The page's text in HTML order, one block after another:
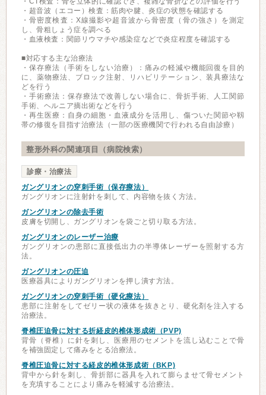
・超音波（エコー）検査：筋肉や腱、炎症の状態を確認する
・骨密度検査：X線撮影や超音波から骨密度（骨の強さ）を測定
し、骨粗しょう症を調べる
・血液検査：関節リウマチや感染症などで炎症程度を確認する
■対応する主な治療法
・保存療法（手術をしない治療）：痛みの軽減や機能回復を目的
に、薬物療法、ブロック注射、リハビリテーション、装具療法な
どを行う
・手術療法：保存療法で改善しない場合に、骨折手術、人工関節
手術、ヘルニア摘出術などを行う
・再生医療：自身の細胞・血液成分を活用し、傷ついた関節や靱
帯の修復を目指す治療法（一部の医療機関で行われる自由診療）
整形外科の関連項目（病院検索）
診療・治療法
ガングリオンの穿刺手術（保存療法）
ガングリオンに注射針を刺して、内容物を抜く方法。
ガングリオンの除去手術
皮膚を切開し、ガングリオンを袋ごと切り取る方法。
ガングリオンのレーザー治療
ガングリオンの患部に直接低出力の半導体レーザーを照射する方
法。
ガングリオンの圧迫
医療器具によりガングリオンを押し潰す方法。
ガングリオンの穿刺手術（硬化療法）
患部に注射をしてゼリー状の液体を抜きとり、硬化剤を注入する
治療法。
脊椎圧迫骨に対する折経皮的椎体形成術（PVP)
背骨（脊椎）に針を刺し、医療用のセメントを流し込むことで骨
を補強固定して痛みをとる治療法。
脊椎圧迫骨に対する経皮的椎体形成術（BKP)
背中から針を刺し、骨折部に器具を入れて膨らませて骨セメント
を充填することにより痛みを軽減する治療法。